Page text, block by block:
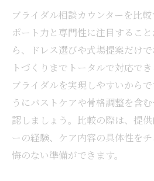
ブライダル相談カウンターを比
ポート力と専門性に注目するこ
ら、ドレス選びや式場提案だけ
トづくりまでトータルで対応で
ブライダルを実現しやすいから
うにバストケアや骨格調整を含
認しましょう。比較の際は、提
ーの経験、ケア内容の具体性を
悔のない準備ができます。